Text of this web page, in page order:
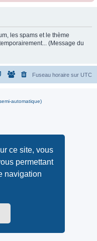
ce site, vous
permettant
navigation
les spams et le thème
(Message du
Fuseau horaire sur UTC
automatique)